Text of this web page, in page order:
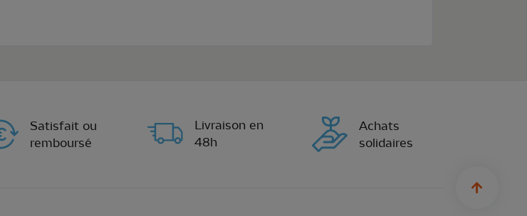
Satisfait ou
remboursé
Livraison en
48h
Achats
solidaires